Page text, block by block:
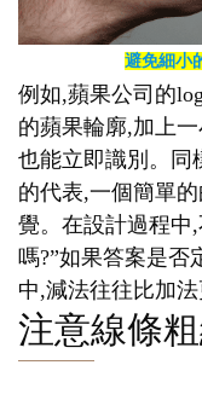
避免細小
例如,蘋果公司的
的蘋果輪廓,加上
也能立即識別。同
的代表,一個簡單
覺。在設計過程中
嗎?”如果答案是否
中,減法往往比加法
注意線條